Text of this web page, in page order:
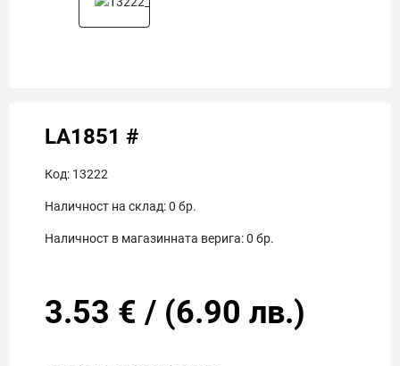
LA1851 #
Код: 13222
Наличност на склад:0 бр.
Наличност в магазинната верига:0 бр.
3.53 € / (6.90 лв.)